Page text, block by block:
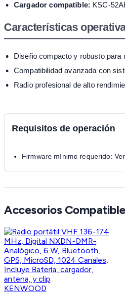
Cargador compatible: KSC-
Características
Diseño compacto y robusto para
Compatibilidad avanzada con
Radio profesional de alto
Requisitos de operación
Firmware mínimo requerido:
Accesorios
KENWOOD